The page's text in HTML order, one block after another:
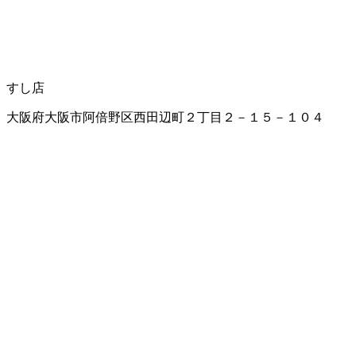
すし店
大阪府大阪市阿倍野区西田辺町２丁目２－１５－１０４